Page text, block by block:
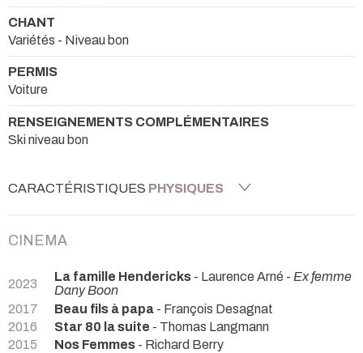
CHANT
Variétés - Niveau bon
PERMIS
Voiture
RENSEIGNEMENTS COMPLÉMENTAIRES
Ski niveau bon
CARACTÉRISTIQUES PHYSIQUES
CINEMA
2023 La famille Hendericks - Laurence Arné - Ex femme
Dany Boon
2017
Beau fils à papa - François Desagnat
2016
Star 80 la suite - Thomas Langmann
2015
Nos Femmes - Richard Berry